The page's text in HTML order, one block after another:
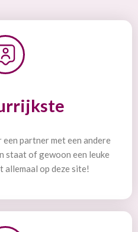
partner met een andere
staat of gewoon een leuke
op deze site!